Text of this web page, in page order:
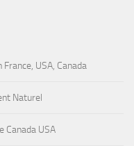
USA, Canada
Naturel
Canada USA